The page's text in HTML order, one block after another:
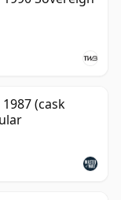
(cask